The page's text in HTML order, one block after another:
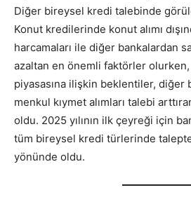
Diğer bireysel kredi talebinde
Konut kredilerinde konut alımı
harcamaları ile diğer bankalardan
azaltan en önemli faktörler
piyasasına ilişkin beklentiler,
menkul kıymet alımları talebi
oldu. 2025 yılının ilk çeyreği için
tüm bireysel kredi türlerinde
yönünde oldu.